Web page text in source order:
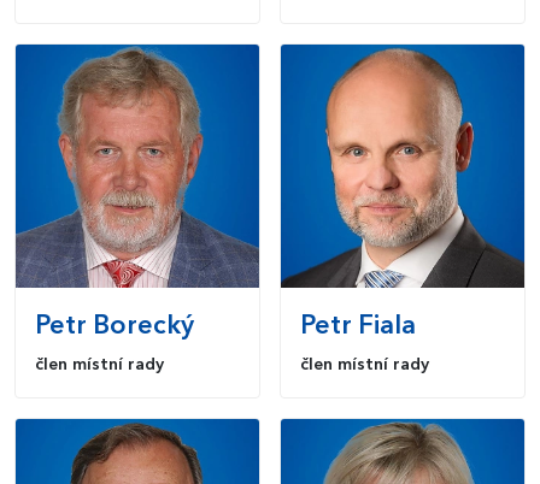
Petr Borecký
člen místní rady
Petr Fiala
člen místní rady